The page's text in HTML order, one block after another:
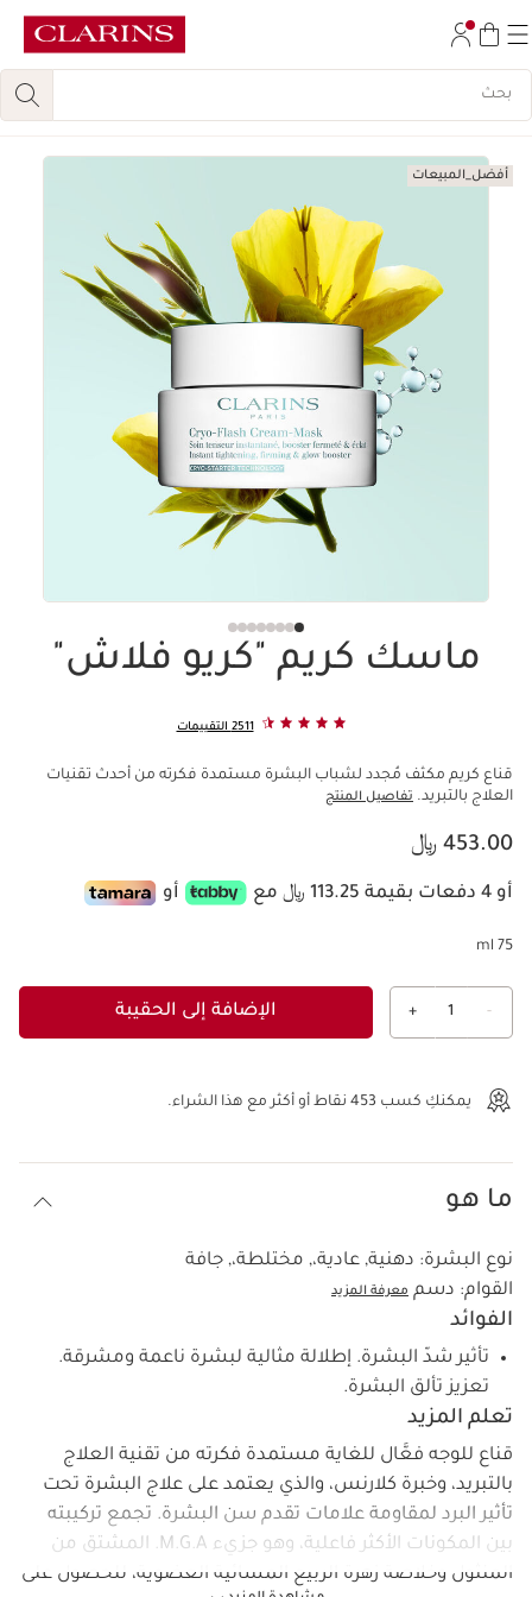
تخط إلى المحتوى
أفضل_المبيعات
ماسك كريم "كريو فلاش"
2511 التقييمات
قناع كريم مكثف مُجدد لشباب البشرة مستمدة فكرته من أحدث تقنيات
العلاج بالتبريد. تفاصيل المنتج
السعر الحالي هو 453.00 ﷼
453.00 ﷼
أو 4 دفعات بقيمة 113.25 ﷼ مع أو
75 ml
-
1
+ الإضافة إلى الحقيبة
يمكنكِ كسب 453 نقاط أو أكثر مع هذا الشراء.
ما هو
نوع البشرة: دهنية, عادية،, مختلطة،, جافة
القوام: دسم معرفة المزيد
الفوائد
تأثير شدّ البشرة. إطلالة مثالية لبشرة ناعمة ومشرقة.
تعزيز تألق البشرة.
تعلم المزيد
قناع للوجه فعَّال للغاية مستمدة فكرته من تقنية العلاج
بالتبريد، وخبرة كلارنس، والذي يعتمد على علاج البشرة تحت
تأثير البرد لمقاومة علامات تقدم سن البشرة. تجمع تركيبته
بين المكونات الأكثر فاعلية، وهو جزيء M.G.A. المشتق من
المنثول وخلاصة زهرة الربيع المسائية العضوية، للحصول على